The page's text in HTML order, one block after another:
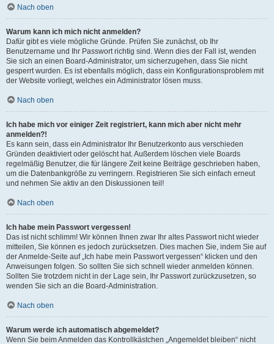
Nach oben
Warum kann ich mich nicht anmelden?
Dafür gibt es viele mögliche Gründe. Prüfen Sie zunächst, ob Ihr
Benutzername und Ihr Passwort richtig sind. Wenn dies der Fall ist, wenden
Sie sich an einen Board-Administrator, um sicherzugehen, dass Sie nicht
gesperrt wurden. Es ist ebenfalls möglich, dass ein Konfigurationsproblem mit
der Website vorliegt, welches ein Administrator lösen muss.
Nach oben
Ich habe mich vor einiger Zeit registriert, kann mich aber nicht mehr
anmelden?!
Es kann sein, dass ein Administrator Ihr Benutzerkonto aus verschieden
Gründen deaktiviert oder gelöscht hat. Außerdem löschen viele Boards
regelmäßig Benutzer, die für längere Zeit keine Beiträge geschrieben haben,
um die Datenbankgröße zu verringern. Registrieren Sie sich einfach erneut
und nehmen Sie aktiv an den Diskussionen teil!
Nach oben
Ich habe mein Passwort vergessen!
Das ist nicht schlimm! Wir können Ihnen zwar Ihr altes Passwort nicht wieder
mitteilen, Sie können es jedoch zurücksetzen. Dies machen Sie, indem Sie auf
der Anmelde-Seite auf „Ich habe mein Passwort vergessen“ klicken und den
Anweisungen folgen. So sollten Sie sich schnell wieder anmelden können.
Sollten Sie trotzdem nicht in der Lage sein, Ihr Passwort zurückzusetzen, so
wenden Sie sich an die Board-Administration.
Nach oben
Warum werde ich automatisch abgemeldet?
Wenn Sie beim Anmelden das Kontrollkästchen „Angemeldet bleiben“ nicht